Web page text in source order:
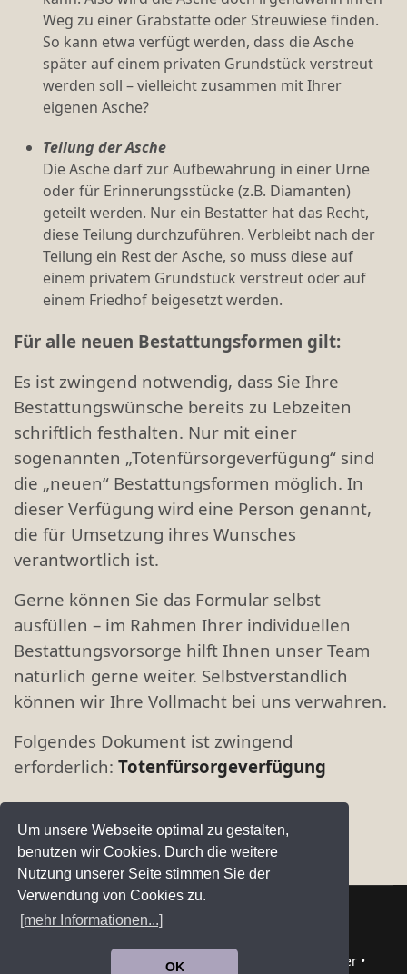
Um unsere Webseite optimal zu gestalten,
benutzen wir Cookies. Durch die weitere
Nutzung unserer Seite stimmen Sie der
Verwendung von Cookies zu.
[mehr Informationen...]
OK
Weg zu einer Grabstätte oder Streuwiese finden.
So kann etwa verfügt werden, dass die Asche
später auf einem privaten Grundstück verstreut
werden soll – vielleicht zusammen mit Ihrer
eigenen Asche?
Teilung der Asche
Die Asche darf zur Aufbewahrung in einer Urne
oder für Erinnerungsstücke (z.B. Diamanten)
geteilt werden. Nur ein Bestatter hat das Recht,
diese Teilung durchzuführen. Verbleibt nach der
Teilung ein Rest der Asche, so muss diese auf
einem privatem Grundstück verstreut oder auf
einem Friedhof beigesetzt werden.
Für alle neuen Bestattungsformen gilt:
Es ist zwingend notwendig, dass Sie Ihre
Bestattungswünsche bereits zu Lebzeiten
schriftlich festhalten. Nur mit einer
sogenannten „Totenfürsorgeverfügung“ sind
die „neuen“ Bestattungsformen möglich. In
dieser Verfügung wird eine Person genannt,
die für Umsetzung ihres Wunsches
verantwortlich ist.
Gerne können Sie das Formular selbst
ausfüllen – im Rahmen Ihrer individuellen
Bestattungsvorsorge hilft Ihnen unser Team
natürlich gerne weiter. Selbstverständlich
können wir Ihre Vollmacht bei uns verwahren.
Folgendes Dokument ist zwingend
erforderlich: Totenfürsorgeverfügung
0651 - 975 470
info@bestattungen-burkard.de
© 2026 BURKARD Bestattungen - Der günstige Bestatter •